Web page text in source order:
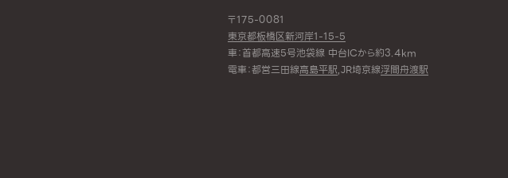
〒175-0081
東京都板橋区新河岸1-15-5
車：首都高速5号池袋線 中台ICから約3.4km
電車：都営三田線高島平駅,JR埼京線浮間舟渡駅